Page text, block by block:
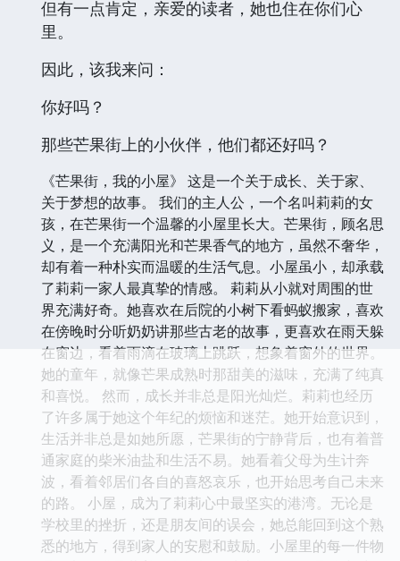
但有一点肯定，亲爱的读者，她也住在你们心
里。
因此，该我来问：
你好吗？
那些芒果街上的小伙伴，他们都还好吗？
《芒果街，我的小屋》 这是一个关于成长、关于家、
关于梦想的故事。 我们的主人公，一个名叫莉莉的女
孩，在芒果街一个温馨的小屋里长大。芒果街，顾名思
义，是一个充满阳光和芒果香气的地方，虽然不奢华，
却有着一种朴实而温暖的生活气息。小屋虽小，却承载
了莉莉一家人最真挚的情感。 莉莉从小就对周围的世
界充满好奇。她喜欢在后院的小树下看蚂蚁搬家，喜欢
在傍晚时分听奶奶讲那些古老的故事，更喜欢在雨天躲
在窗边，看着雨滴在玻璃上跳跃，想象着窗外的世界。
她的童年，就像芒果成熟时那甜美的滋味，充满了纯真
和喜悦。 然而，成长并非总是阳光灿烂。莉莉也经历
了许多属于她这个年纪的烦恼和迷茫。她开始意识到，
生活并非总是如她所愿，芒果街的宁静背后，也有着普
通家庭的柴米油盐和生活不易。她看着父母为生计奔
波，看着邻居们各自的喜怒哀乐，也开始思考自己未来
的路。 小屋，成为了莉莉心中最坚实的港湾。无论是
学校里的挫折，还是朋友间的误会，她总能回到这个熟
悉的地方，得到家人的安慰和鼓励。小屋里的每一件物